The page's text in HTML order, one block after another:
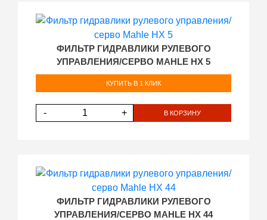
ФИЛЬТР ГИДРАВЛИКИ РУЛЕВОГО
УПРАВЛЕНИЯ/СЕРВО MAHLE HX 5
КУПИТЬ В 1 КЛИК
- + В КОРЗИНУ
ФИЛЬТР ГИДРАВЛИКИ РУЛЕВОГО
УПРАВЛЕНИЯ/СЕРВО MAHLE HX 44